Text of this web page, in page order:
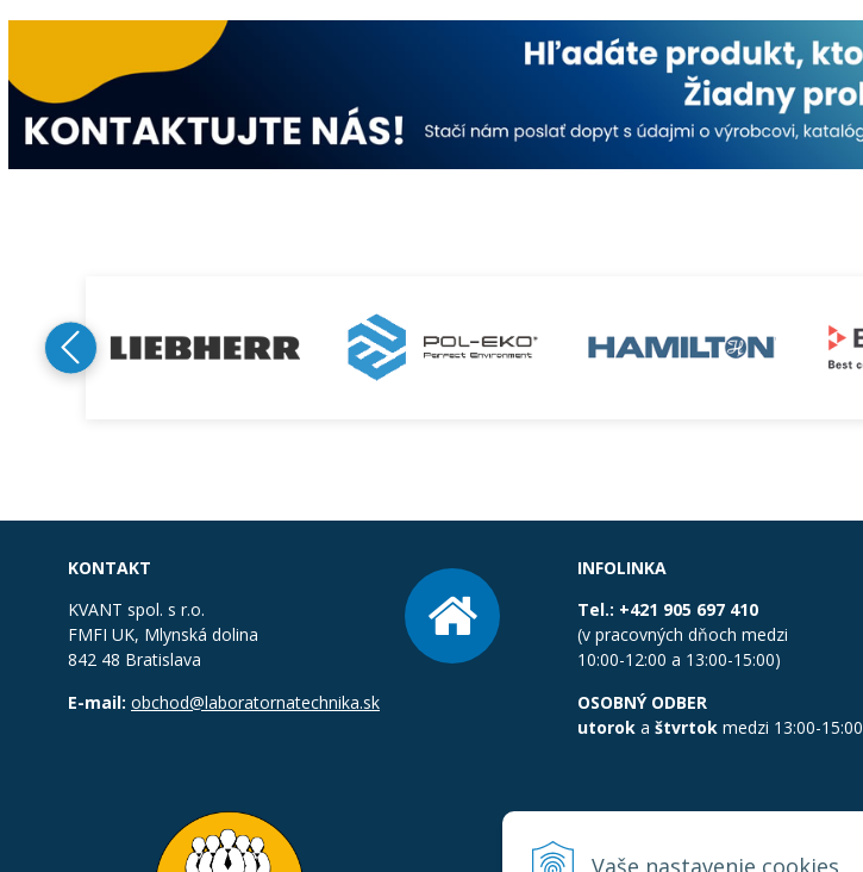
Vaše nastavenie cookies
KONTAKT
KVANT spol. s r.o.
FMFI UK, Mlynská dolina
842 48 Bratislava
E-mail: obchod@laboratornatechnika.sk
INFOLINKA
Tel.: +421 905 697 410
(v pracovných dňoch medzi
10:00-12:00 a 13:00-15:00)
OSOBNÝ ODBER
utorok a štvrtok medzi 13:00-15:00